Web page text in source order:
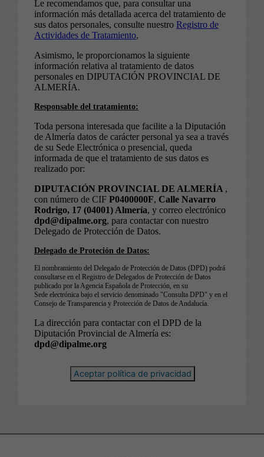
Aceptar política de privacidad